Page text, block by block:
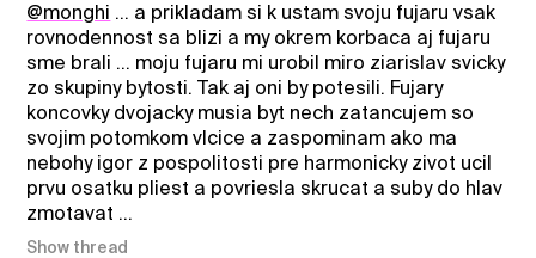
@monghi ... a prikladam si k ustam svoju fujaru vsak
rovnodennost sa blizi a my okrem korbaca aj fujaru
sme brali ... moju fujaru mi urobil miro ziarislav svicky
zo skupiny bytosti. Tak aj oni by potesili. Fujary
koncovky dvojacky musia byt nech zatancujem so
svojim potomkom vlcice a zaspominam ako ma
nebohy igor z pospolitosti pre harmonicky zivot ucil
prvu osatku pliest a povriesla skrucat a suby do hlav
zmotavat ...
Show thread